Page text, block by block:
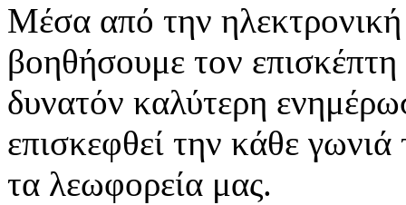
Μέσα από την ηλεκτρονική
βοηθήσουμε τον
δυνατόν καλύτερη
επισκεφθεί την κάθε
τα λεωφορεία μας.